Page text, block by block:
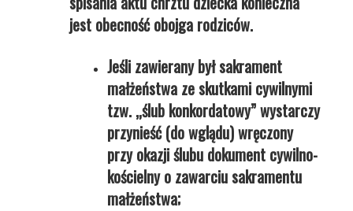
jest obecność obojga rodziców.
Jeśli zawierany był sakrament
małżeństwa ze skutkami cywilnymi
tzw. „ślub konkordatowy” wystarczy
przynieść (do wglądu) wręczony
przy okazji ślubu dokument cywilno-
kościelny o zawarciu sakramentu
małżeństwa;